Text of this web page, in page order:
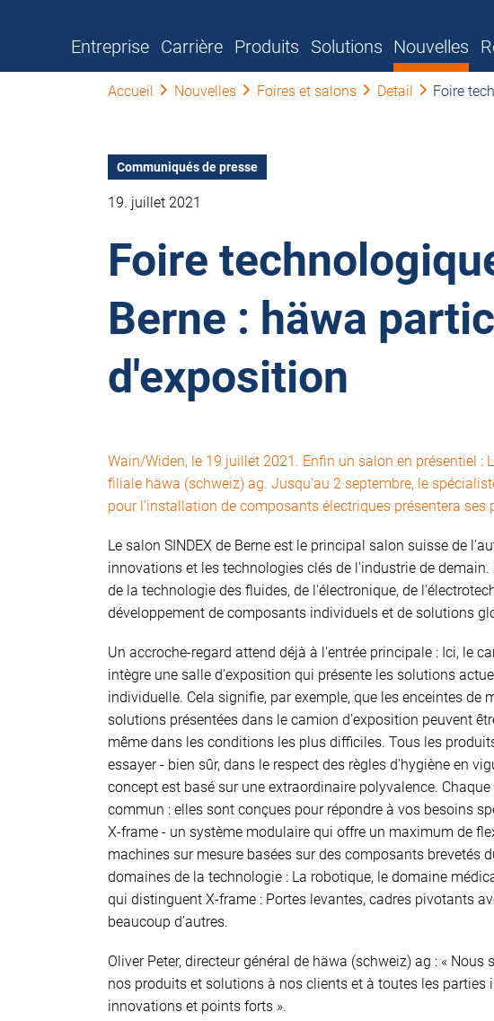
Entreprise Carrière Produits Solutions Nouvelles
Accueil Nouvelles Foires et salons Detail Foire
Communiqués de presse
19. juillet 2021
Foire
Berne : häwa
d'exposition
Wain/Widen, le 19 juillet 2021. Enfin un salon en présentiel :
filiale häwa (schweiz) ag. Jusqu'au 2 septembre, le
pour l'installation de composants électriques présentera ses
Le salon SINDEX de Berne est le principal salon suisse de
innovations et les technologies clés de l'industrie de
de la technologie des fluides, de l'électronique, de
développement de composants individuels et de solutions
Un accroche-regard attend déjà à l'entrée principale : Ici, le
intègre une salle d'exposition qui présente les solutions
individuelle. Cela signifie, par exemple, que les enceintes
solutions présentées dans le camion d'exposition peuvent
même dans les conditions les plus difficiles. Tous les
essayer - bien sûr, dans le respect des règles d'hygiène en
concept est basé sur une extraordinaire polyvalence.
commun : elles sont conçues pour répondre à vos besoins
X-frame - un système modulaire qui offre un maximum de
machines sur mesure basées sur des composants brevetés
domaines de la technologie : La robotique, le domaine
qui distinguent X-frame : Portes levantes, cadres pivotants
beaucoup d’autres.
Oliver Peter, directeur général de häwa (schweiz) ag : «
nos produits et solutions à nos clients et à toutes les
innovations et points forts ».